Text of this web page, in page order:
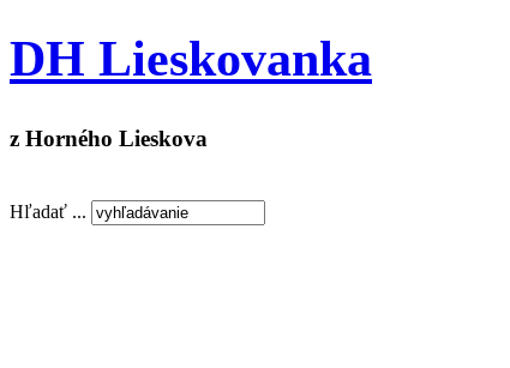
DH Lieskovanka
z Horného Lieskova
Hľadať ...